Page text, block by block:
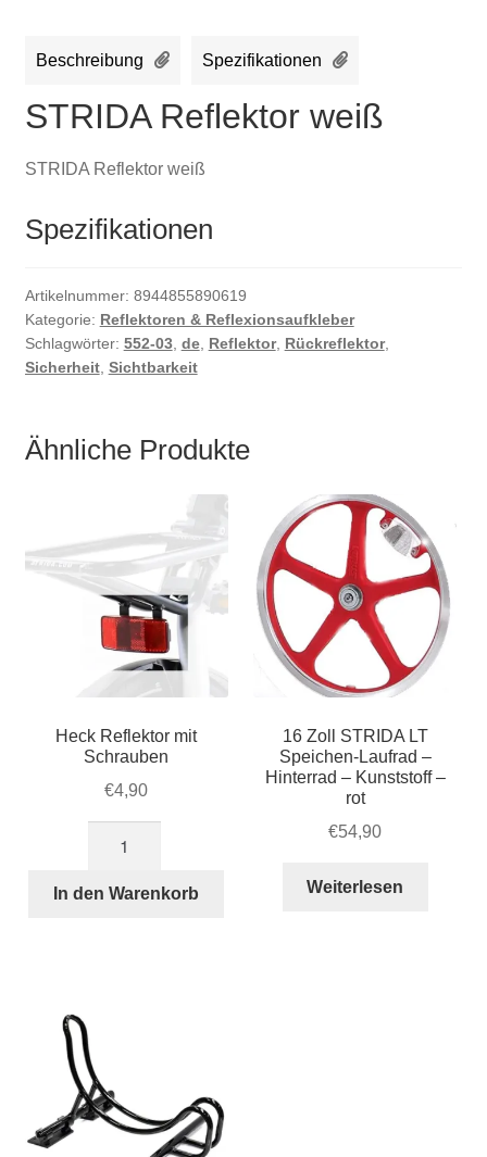
Beschreibung Spezifikationen
STRIDA Reflektor weiß
STRIDA Reflektor weiß
Spezifikationen
Artikelnummer: 8944855890619
Kategorie: Reflektoren & Reflexionsaufkleber
Schlagwörter: 552-03, de, Reflektor, Rückreflektor,
Sicherheit, Sichtbarkeit
Ähnliche Produkte
Heck Reflektor mit
Schrauben
€4,90
mit
In den Warenkorb
16 Zoll STRIDA LT
Speichen-Laufrad –
Hinterrad – Kunststoff –
rot
€54,90
Weiterlesen